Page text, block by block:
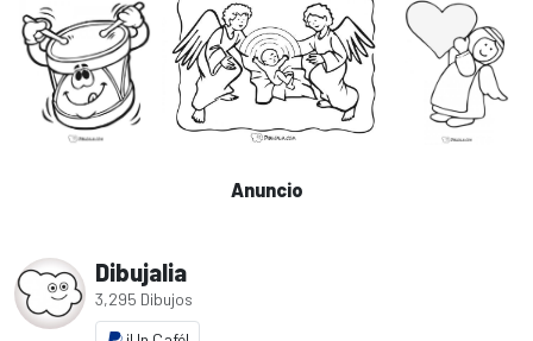
Anuncio
Dibujalia
3,295 Dibujos